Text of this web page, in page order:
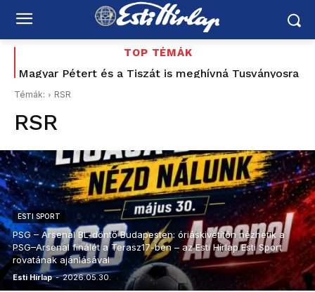
TOP TÉMÁK
Magyar Pétert és a Tiszát is meghívná Tusványosra
Témák: RSR
RSR
ESTI SPORT
PSG – Arsenal BL-döntő Budapesten: óriáskivetítőn nézhetik a
PSG–Arsenal finálét a Terasz17-ben – az Esti Hírlap Esti Sport
rovatának ajánlásával
Esti Hírlap - 2026.05.30.